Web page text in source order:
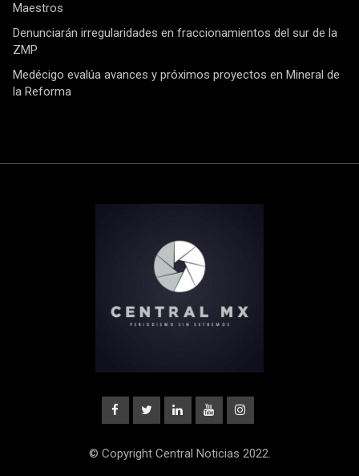
Maestros
Denunciarán irregularidades en fraccionamientos del sur de la
ZMP
Medécigo evalúa avances y próximos proyectos en Mineral de
la Reforma
© Copyright Central Noticias 2022.